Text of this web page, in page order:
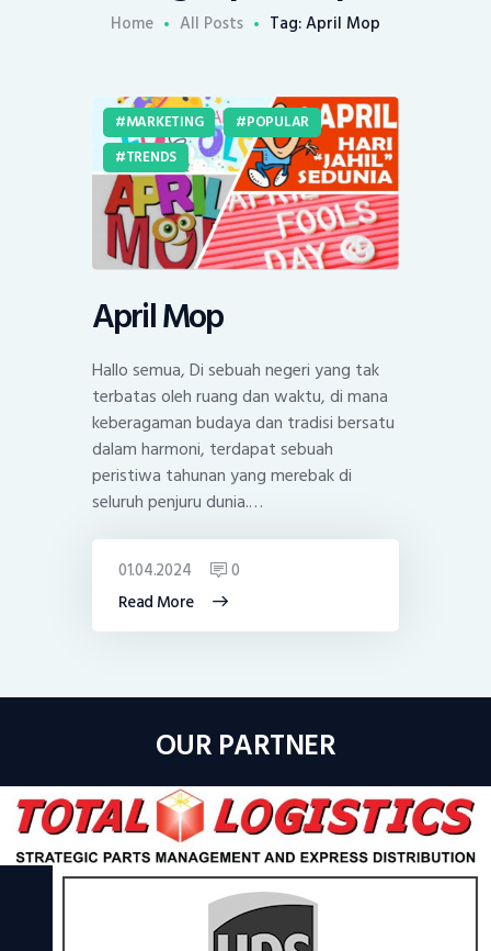
Home All Posts Tag: April Mop
MARKETING
POPULAR
TRENDS
April Mop
Hallo semua, Di sebuah negeri yang tak
terbatas oleh ruang dan waktu, di mana
keberagaman budaya dan tradisi bersatu
dalam harmoni, terdapat sebuah
peristiwa tahunan yang merebak di
seluruh penjuru dunia.…
Read More
01.04.2024 0
OUR PARTNER